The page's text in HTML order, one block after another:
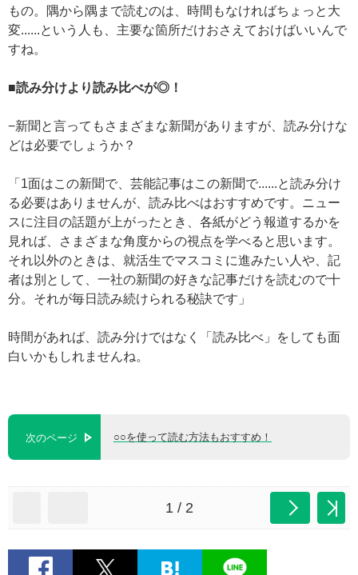
もの。隅から隅まで読むのは、時間もなければちょっと大
変......という人も、主要な箇所だけおさえておけばいいんで
すね。
■読み分けより読み比べが◎！
−新聞と言ってもさまざまな新聞がありますが、読み分けな
どは必要でしょうか？
「1面はこの新聞で、芸能記事はこの新聞で......と読み分け
る必要はありませんが、読み比べはおすすめです。ニュー
スに注目の話題が上がったとき、各紙がどう報道するかを
見れば、さまざまな角度からの視点を学べると思います。
それ以外のときは、就活生でマスコミに進みたい人や、記
者は別として、一社の新聞の好きな記事だけを読むので十
分。それが毎日読み続けられる秘訣です」
時間があれば、読み分けではなく「読み比べ」をしても面
白いかもしれませんね。
次のページ ○○を使って読む方法もおすすめ！
1 / 2